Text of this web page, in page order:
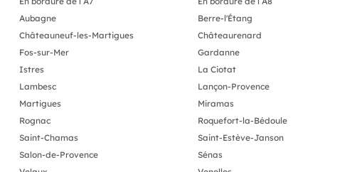
Aubagne Berre-l'Étang
Châteauneuf-les-Martigues Châteaurenard
Fos-sur-Mer Gardanne
Istres La Ciotat
Lambesc Lançon-Provence
Martigues Miramas
Rognac Roquefort-la-Bédoule
Saint-Chamas Saint-Estève-Janson
Salon-de-Provence Sénas